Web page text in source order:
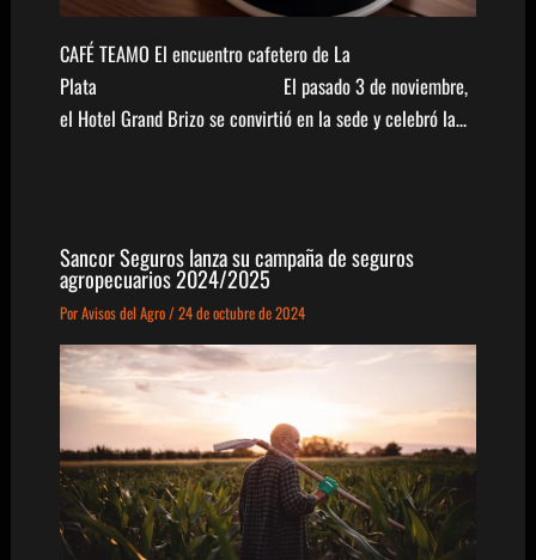
CAFÉ TEAMO El encuentro cafetero de La
Plata El pasado 3 de noviembre,
el Hotel Grand Brizo se convirtió en la sede y celebró la…
Sancor Seguros lanza su campaña de seguros
agropecuarios 2024/2025
PorAvisos del Agro/ 24 de octubre de 2024